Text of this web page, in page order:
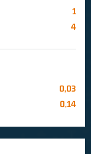
1
4
0,03
0,14